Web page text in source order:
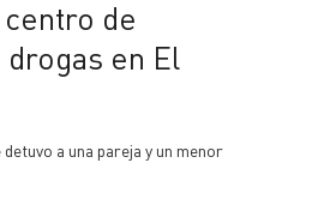
en El
a una pareja y un menor